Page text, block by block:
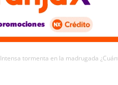
Intensa tormenta en la madrugada